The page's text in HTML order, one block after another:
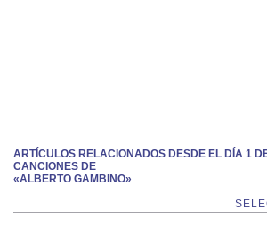
ARTÍCULOS RELACIONADOS DESDE EL DÍA 1
CANCIONES DE
«ALBERTO GAMBINO»